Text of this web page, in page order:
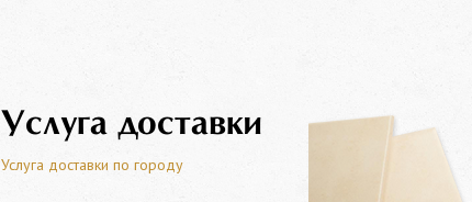
Услуга доставки
Услуга доставки по городу